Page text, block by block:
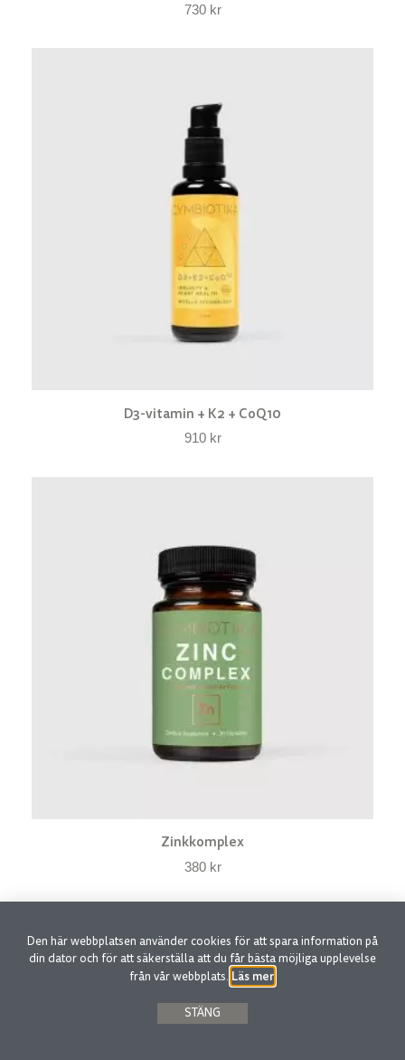
730 kr
D3-vitamin + K2 + CoQ10
910 kr
Zinkkomplex
380 kr
Den här webbplatsen använder cookies för att spara information på
din dator och för att säkerställa att du får bästa möjliga upplevelse
från vår webbplats. Läs mer.
STÄNG